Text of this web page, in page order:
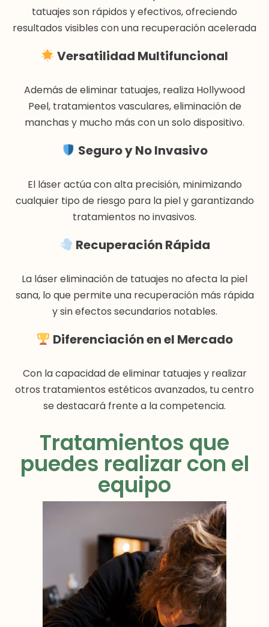
tatuajes son rápidos y efectivos, ofreciendo
resultados visibles con una recuperación acelerada
Versatilidad Multifuncional
Además de eliminar tatuajes, realiza Hollywood
Peel, tratamientos vasculares, eliminación de
manchas y mucho más con un solo dispositivo.
Seguro y No Invasivo
El láser actúa con alta precisión, minimizando
cualquier tipo de riesgo para la piel y garantizando
tratamientos no invasivos.
Recuperación Rápida
La láser eliminación de tatuajes no afecta la piel
sana, lo que permite una recuperación más rápida
y sin efectos secundarios notables.
Diferenciación en el Mercado
Con la capacidad de eliminar tatuajes y realizar
otros tratamientos estéticos avanzados, tu centro
se destacará frente a la competencia.
Tratamientos que
puedes realizar con el
equipo